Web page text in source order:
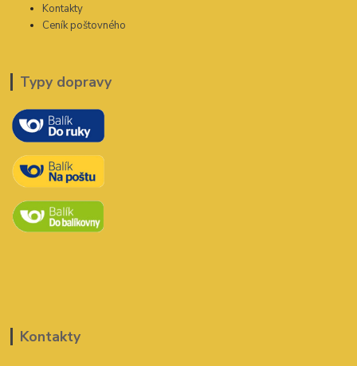
Kontakty
Ceník poštovného
Typy dopravy
Kontakty